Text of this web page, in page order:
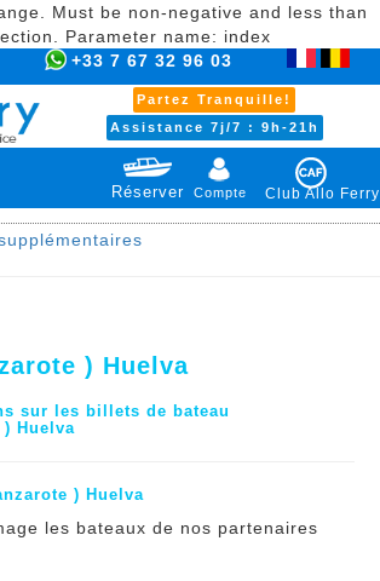
Must be non-negative and less than
Parameter name: index
+33 7 67 32 96 03
Partez Tranquille!
Assistance 7j/7 : 9h-21h
Réserver Compte
Club Allo Ferry
) Huelva
sur les billets de bateau
Huelva
) Huelva
les bateaux de nos partenaires